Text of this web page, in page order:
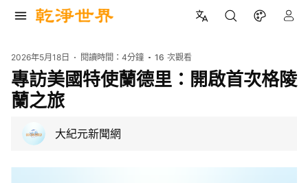
2026年5月18日 閱讀時間：4分鐘 16 次觀看
專訪美國特使蘭德里：開啟首次格陵
蘭之旅
大紀元新聞網